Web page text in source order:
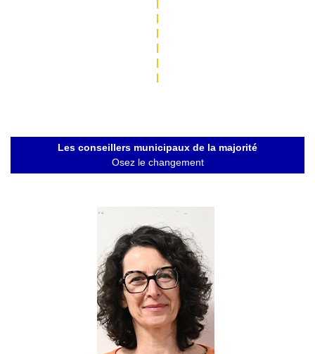
|
|
|
|
|
|
Les conseillers municipaux de la majorité
Osez le changement